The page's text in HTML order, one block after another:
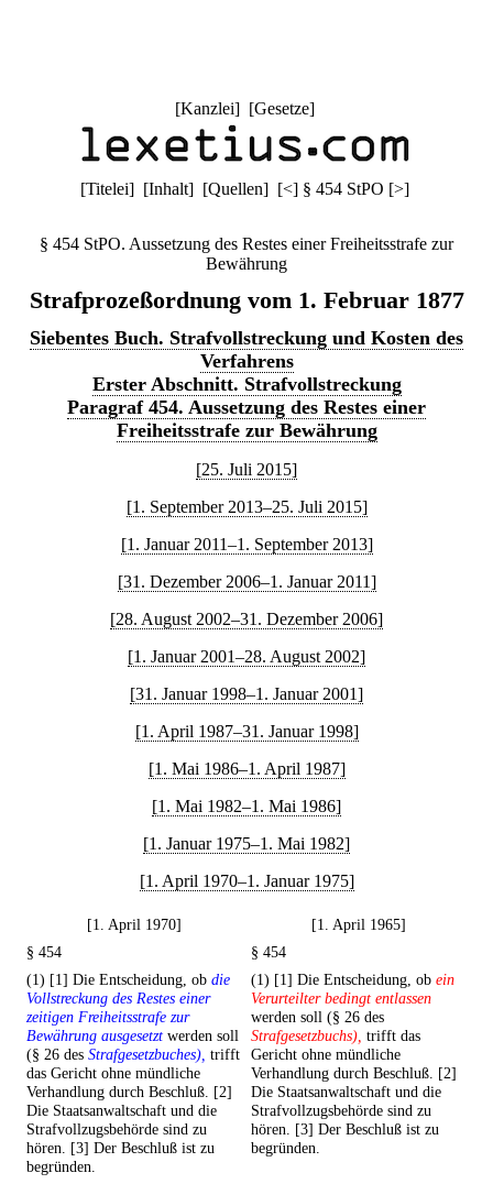
[Kanzlei] [Gesetze]
[Titelei] [Inhalt] [Quellen] [<] § 454 StPO [>]
§ 454 StPO. Aussetzung des Restes einer Freiheitsstrafe zur
Bewährung
Strafprozeßordnung vom 1. Februar 1877
Siebentes Buch. Strafvollstreckung und Kosten des
Verfahrens
Erster Abschnitt. Strafvollstreckung
Paragraf 454. Aussetzung des Restes einer
Freiheitsstrafe zur Bewährung
[25. Juli 2015]
[1. September 2013–25. Juli 2015]
[1. Januar 2011–1. September 2013]
[31. Dezember 2006–1. Januar 2011]
[28. August 2002–31. Dezember 2006]
[1. Januar 2001–28. August 2002]
[31. Januar 1998–1. Januar 2001]
[1. April 1987–31. Januar 1998]
[1. Mai 1986–1. April 1987]
[1. Mai 1982–1. Mai 1986]
[1. Januar 1975–1. Mai 1982]
[1. April 1970–1. Januar 1975]
[1. April 1970]
[1. April 1965]
§ 454
§ 454
(1) [1] Die Entscheidung, ob die
Vollstreckung des Restes einer
zeitigen Freiheitsstrafe zur
Bewährung ausgesetzt werden soll
(§ 26 des Strafgesetzbuches), trifft
das Gericht ohne mündliche
Verhandlung durch Beschluß. [2]
Die Staatsanwaltschaft und die
Strafvollzugsbehörde sind zu
hören. [3] Der Beschluß ist zu
begründen.
(1) [1] Die Entscheidung, ob ein
Verurteilter bedingt entlassen
werden soll (§ 26 des
Strafgesetzbuchs), trifft das
Gericht ohne mündliche
Verhandlung durch Beschluß. [2]
Die Staatsanwaltschaft und die
Strafvollzugsbehörde sind zu
hören. [3] Der Beschluß ist zu
begründen.